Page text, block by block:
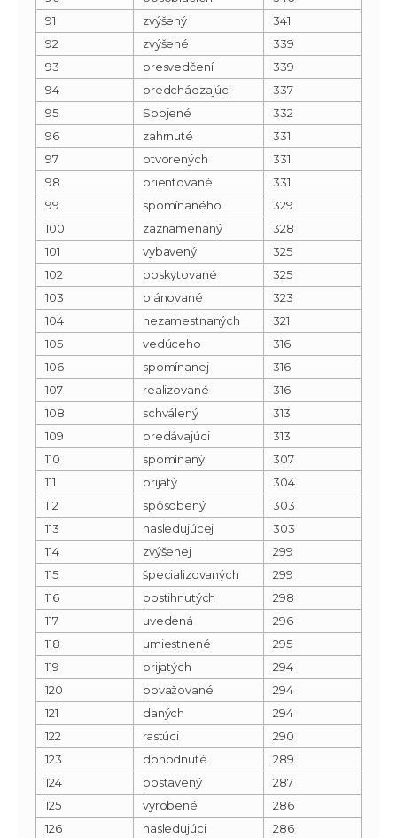
91
zvýšený
341
92
zvýšené
339
93
presvedčení
339
94
predchádzajúci
337
95
Spojené
332
96
zahrnuté
331
97
otvorených
331
98
orientované
331
99
spomínaného
329
100
zaznamenaný
328
101
vybavený
325
102
poskytované
325
103
plánované
323
104
nezamestnaných
321
105
vedúceho
316
106
spomínanej
316
107
realizované
316
108
schválený
313
109
predávajúci
313
110
spomínaný
307
111
prijatý
304
112
spôsobený
303
113
nasledujúcej
303
114
zvýšenej
299
115
špecializovaných
299
116
postihnutých
298
117
uvedená
296
118
umiestnené
295
119
prijatých
294
120
považované
294
121
daných
294
122
rastúci
290
123
dohodnuté
289
124
postavený
287
125
vyrobené
286
126
nasledujúci
286